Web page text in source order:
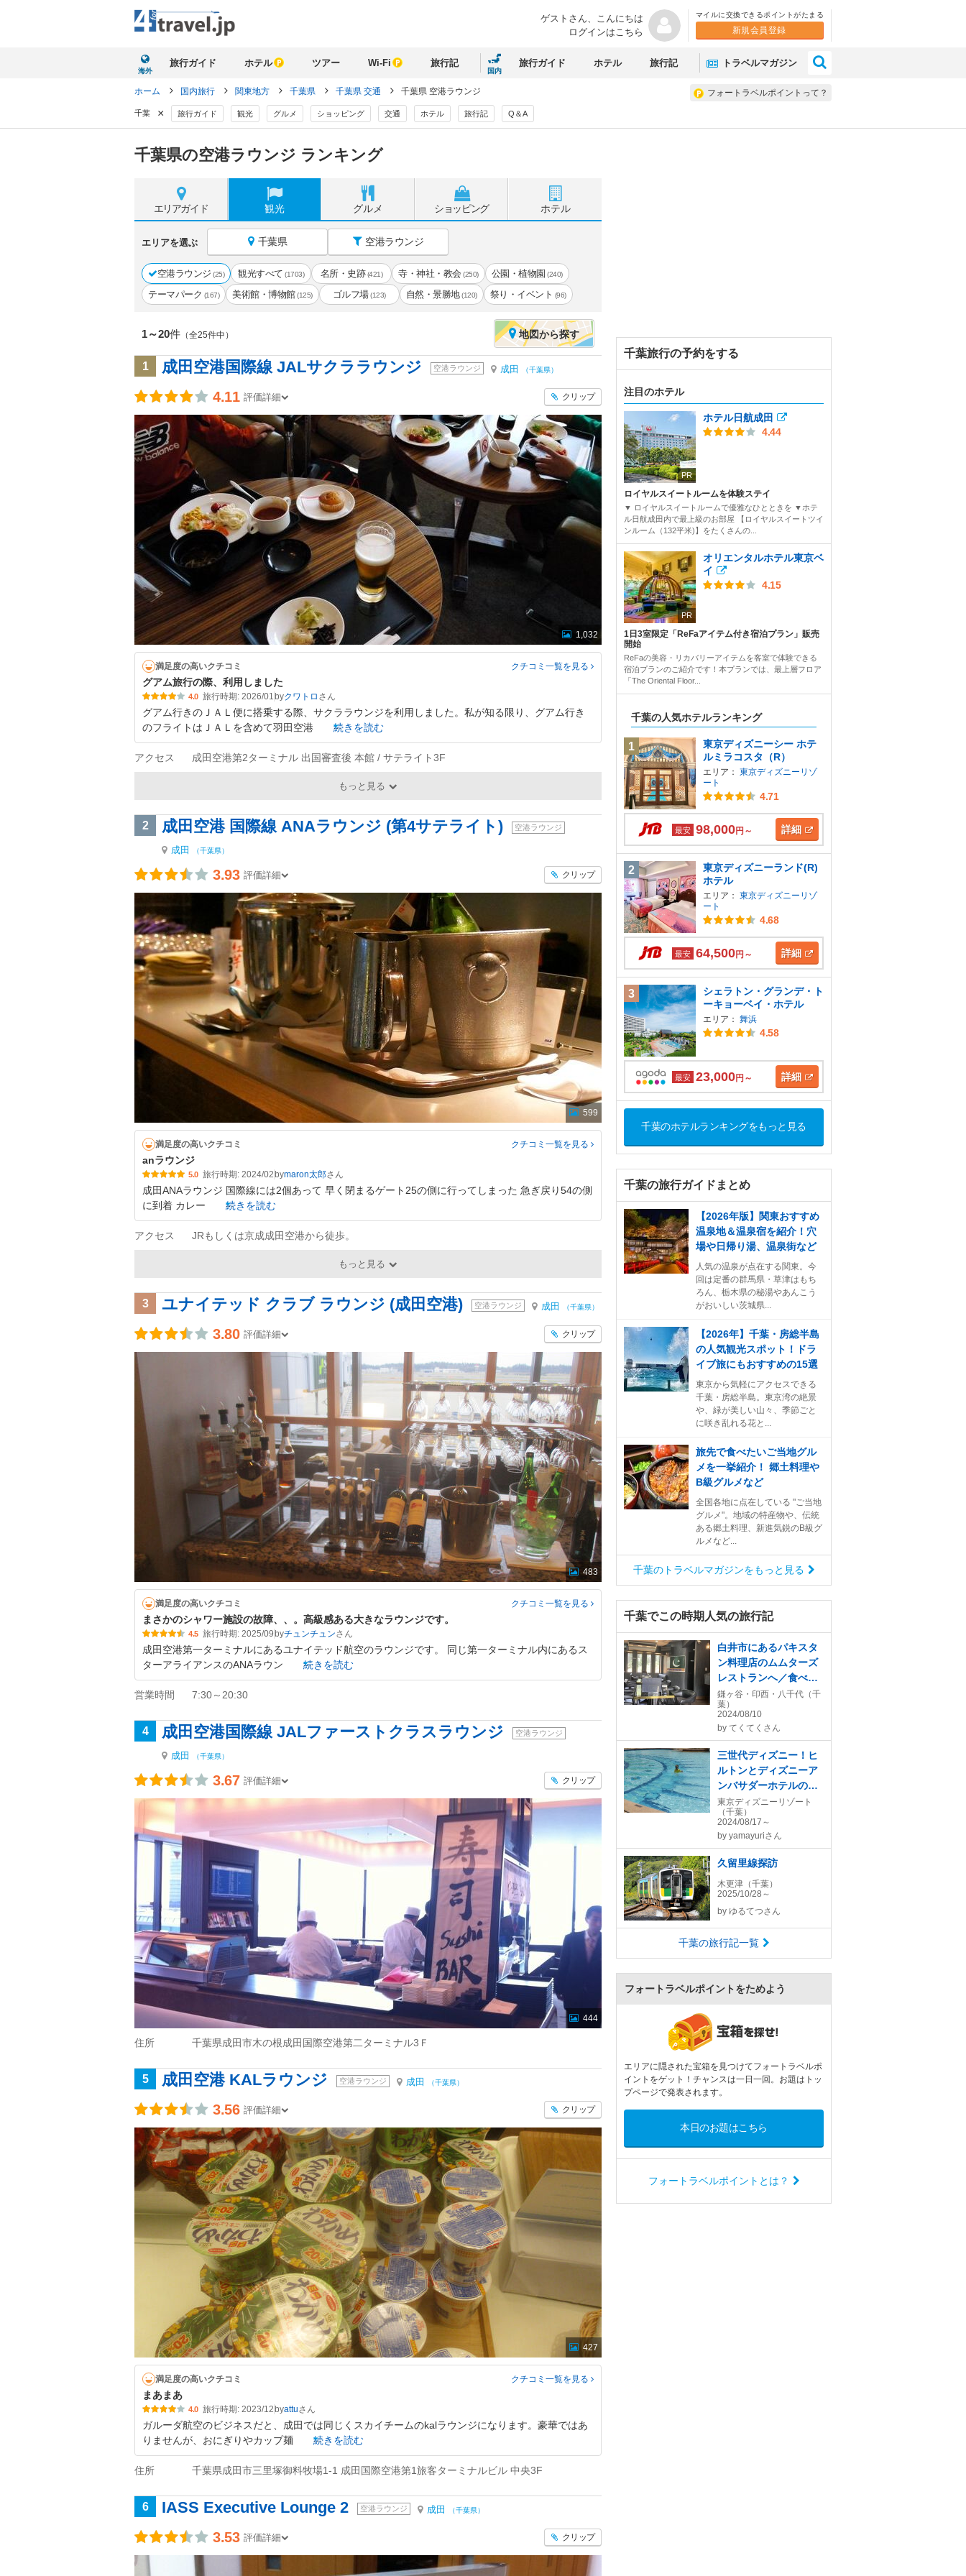
ゲストさん、 こんにちは
ログインはこちら
マイルに交換できるポイントがたまる
新規会員登録
海外
旅行ガイド ホテル ツアー Wi-Fi 旅行記
国内
旅行ガイド ホテル 旅行記 トラベルマガジン
フォートラベルポイントって？
ホーム 国内旅行 関東地方 千葉県 千葉県 交通 千葉県 空港ラウンジ
千葉 × 旅行ガイド 観光 グルメ ショッピング 交通 ホテル 旅行記 Q＆A
千葉県の空港ラウンジ ランキング
エリアガイド 観光 グルメ ショッピング ホテル
エリアを選ぶ 千葉県 空港ラウンジ
空港ラウンジ (25) 観光すべて (1703) 名所・史跡 (421) 寺・神社・教会 (250) 公園・植物園 (240)
テーマパーク (167) 美術館・博物館 (125) ゴルフ場 (123) 自然・景勝地 (120) 祭り・イベント (96)
1～20件 （全25件中） 地図から探す
1 成田空港国際線 JALサクララウンジ 空港ラウンジ 成田 （千葉県）
4.11 評価詳細 クリップ
1,032
満足度の高いクチコミ クチコミ一覧を見る
グアム旅行の際、利用しました
4.0 旅行時期: 2026/01 byクワトロ
グアム行きのＪＡＬ便に搭乗する際、サクララウンジを利用しました。私が知る限り、グアム行き
のフライトはＪＡＬを含めて羽田空港
続きを読む
アクセス 成田空港第2ターミナル 出国審査後 本館 / サテライト3F
もっと見る
2 成田空港 国際線 ANAラウンジ (第4サテライト) 空港ラウンジ
成田 （千葉県）
3.93 評価詳細 クリップ
599
満足度の高いクチコミ クチコミ一覧を見る
anラウンジ
5.0 旅行時期: 2024/02 bymaron太郎
成田ANAラウンジ 国際線には2個あって 早く閉まるゲート25の側に行ってしまった 急ぎ戻り54の側
に到着 カレー
続きを読む
アクセス JRもしくは京成成田空港から徒歩。
もっと見る
3 ユナイテッド クラブ ラウンジ (成田空港) 空港ラウンジ 成田 （千葉県）
3.80 評価詳細 クリップ
483
満足度の高いクチコミ クチコミ一覧を見る
まさかのシャワー施設の故障、、。高級感ある大きなラウンジです。
4.5 旅行時期: 2025/09 byチュンチュン
成田空港第一ターミナルにあるユナイテッド航空のラウンジです。 同じ第一ターミナル内にあるス
ターアライアンスのANAラウン
続きを読む
営業時間 7:30～20:30
4 成田空港国際線 JALファーストクラスラウンジ 空港ラウンジ
成田 （千葉県）
3.67 評価詳細 クリップ
444
住所 千葉県成田市木の根成田国際空港第二ターミナル3Ｆ
5 成田空港 KALラウンジ 空港ラウンジ 成田 （千葉県）
3.56 評価詳細 クリップ
427
満足度の高いクチコミ クチコミ一覧を見る
まあまあ
4.0 旅行時期: 2023/12 byattu
ガルーダ航空のビジネスだと、成田では同じくスカイチームのkalラウンジになります。豪華ではあ
りませんが、おにぎりやカップ麺
続きを読む
住所 千葉県成田市三里塚御料牧場1-1 成田国際空港第1旅客ターミナルビル 中央3F
6 IASS Executive Lounge 2 空港ラウンジ 成田 （千葉県）
3.53 評価詳細 クリップ
千葉旅行の予約をする
注目のホテル
PR
ホテル日航成田
4.44
ロイヤルスイートルームを体験ステイ
▼ ロイヤルスイートルームで優雅なひとときを ▼ホテ
ル日航成田内で最上級のお部屋 【ロイヤルスイートツイ
ンルーム（132平米)】をたくさんの...
PR
オリエンタルホテル東京ベ
イ
4.15
1日3室限定「ReFaアイテム付き宿泊プラン」販売
開始
ReFaの美容・リカバリーアイテムを客室で体験できる
宿泊プランのご紹介です！本プランでは、最上層フロア
「The Oriental Floor...
千葉の人気ホテルランキング
1
東京ディズニーシー ホテ
ルミラコスタ（R）
エリア： 東京ディズニーリゾ
ート
4.71
最安 98,000円～ 詳細
2
東京ディズニーランド(R)
ホテル
エリア： 東京ディズニーリゾ
ート
4.68
最安 64,500円～ 詳細
3
シェラトン・グランデ・ト
ーキョーベイ・ホテル
エリア： 舞浜
4.58
最安 23,000円～ 詳細
千葉のホテルランキングをもっと見る
千葉の旅行ガイドまとめ
【2026年版】関東おすすめ
温泉地＆温泉宿を紹介！穴
場や日帰り湯、温泉街など
人気の温泉が点在する関東。今
回は定番の群馬県・草津はもち
ろん、栃木県の秘湯やあんこう
がおいしい茨城県...
【2026年】千葉・房総半島
の人気観光スポット！ドラ
イブ旅にもおすすめの15選
東京から気軽にアクセスできる
千葉・房総半島。東京湾の絶景
や、緑が美しい山々、季節ごと
に咲き乱れる花と...
旅先で食べたいご当地グル
メを一挙紹介！ 郷土料理や
B級グルメなど
全国各地に点在している "ご当地
グルメ"。地域の特産物や、伝統
ある郷土料理、新進気鋭のB級グ
ルメなど...
千葉のトラベルマガジンをもっと見る
千葉でこの時期人気の旅行記
白井市にあるパキスタ
ン料理店のムムターズ
レストランへ／食べロ
グのアジア・エスニッ
クEAST100名店のひと
つ
鎌ヶ谷・印西・八千代（千
葉）
2024/08/10
by てくてくさん
三世代ディズニー！ヒ
ルトンとディズニーア
ンバサダーホテルの２
ベッドルームはどう違
う？
東京ディズニーリゾート
（千葉）
2024/08/17～
by yamayuriさん
久留里線探訪
木更津（千葉）
2025/10/28～
by ゆるてつさん
千葉の旅行記一覧
フォートラベルポイントをためよう
エリアに隠された宝箱を見つけてフォートラベルポ
イントをゲット！チャンスは一日一回。お題はトッ
プページで発表されます。
本日のお題はこちら
フォートラベルポイントとは？